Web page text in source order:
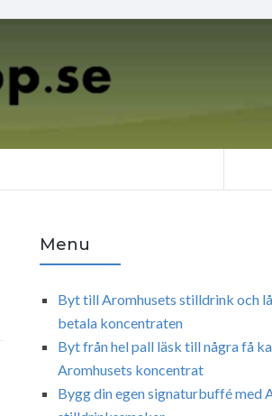
Menu
Byt till Aromhusets stilldrink och
betala koncentraten
Byt från hel pall läsk till några få
Aromhusets koncentrat
Bygg din egen signaturbuffé med